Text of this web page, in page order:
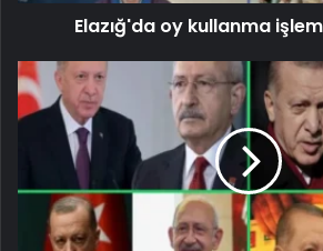
Elazığ'da oy kullanma